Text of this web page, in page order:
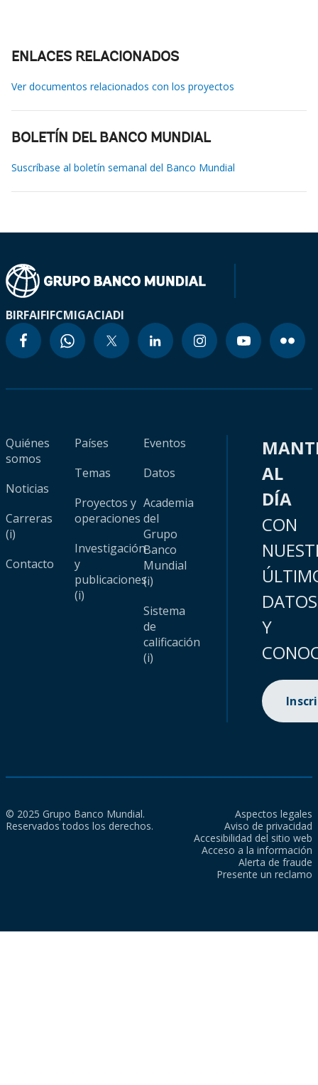
ENLACES RELACIONADOS
Ver documentos relacionados con los proyectos
BOLETÍN DEL BANCO MUNDIAL
Suscríbase al boletín semanal del Banco Mundial
BIRFAIFIFCMIGACIADI
Quiénes
somos
Noticias
Carreras
(i)
Contacto
Países
Temas
Proyectos y
operaciones
Investigación
y
publicaciones
(i)
Eventos
Datos
Academia
del
Grupo
Banco
Mundial
(i)
Sistema
de
calificación
(i)
AL
DÍA
CON
DATOS
Y
© 2025 Grupo Banco Mundial.
Reservados todos los derechos.
Aspectos legales
Aviso de privacidad
Accesibilidad del sitio web
Acceso a la información
Alerta de fraude
Presente un reclamo